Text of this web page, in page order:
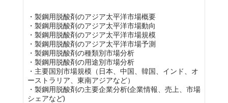
・製鋼用脱酸剤のアジア太平洋市場概要
・製鋼用脱酸剤のアジア太平洋市場動向
・製鋼用脱酸剤のアジア太平洋市場規模
・製鋼用脱酸剤のアジア太平洋市場予測
・製鋼用脱酸剤の種類別市場分析
・製鋼用脱酸剤の用途別市場分析
・主要国別市場規模（日本、中国、韓国、インド、オ
ーストラリア、東南アジアなど）
・製鋼用脱酸剤の主要企業分析(企業情報、売上、市場
シェアなど)